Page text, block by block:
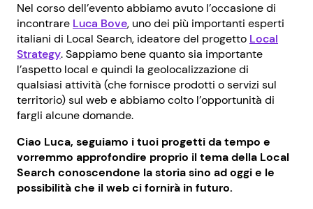
Nel corso dell’evento abbiamo avuto l’occasione di
incontrare Luca Bove, uno dei più importanti esperti
italiani di Local Search, ideatore del progetto Local
Strategy. Sappiamo bene quanto sia importante
l’aspetto local e quindi la geolocalizzazione di
qualsiasi attività (che fornisce prodotti o servizi sul
territorio) sul web e abbiamo colto l’opportunità di
fargli alcune domande.
Ciao Luca, seguiamo i tuoi progetti da tempo e
vorremmo approfondire proprio il tema della Local
Search conoscendone la storia sino ad oggi e le
possibilità che il web ci fornirà in futuro.